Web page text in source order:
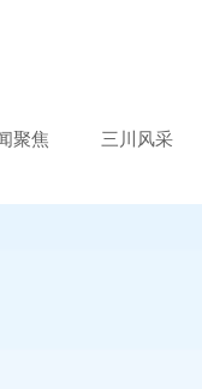
聚焦 三川风采